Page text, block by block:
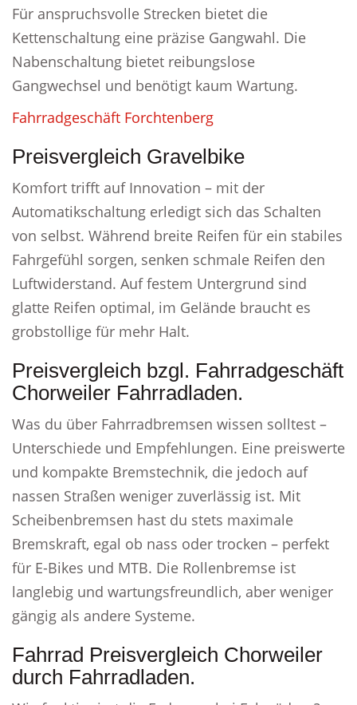
Für anspruchsvolle Strecken bietet die
Kettenschaltung eine präzise Gangwahl. Die
Nabenschaltung bietet reibungslose
Gangwechsel und benötigt kaum Wartung.
Fahrradgeschäft Forchtenberg
Preisvergleich Gravelbike
Komfort trifft auf Innovation – mit der
Automatikschaltung erledigt sich das Schalten
von selbst. Während breite Reifen für ein stabiles
Fahrgefühl sorgen, senken schmale Reifen den
Luftwiderstand. Auf festem Untergrund sind
glatte Reifen optimal, im Gelände braucht es
grobstollige für mehr Halt.
Preisvergleich bzgl. Fahrradgeschäft
Chorweiler Fahrradladen.
Was du über Fahrradbremsen wissen solltest –
Unterschiede und Empfehlungen. Eine preiswerte
und kompakte Bremstechnik, die jedoch auf
nassen Straßen weniger zuverlässig ist. Mit
Scheibenbremsen hast du stets maximale
Bremskraft, egal ob nass oder trocken – perfekt
für E-Bikes und MTB. Die Rollenbremse ist
langlebig und wartungsfreundlich, aber weniger
gängig als andere Systeme.
Fahrrad Preisvergleich Chorweiler
durch Fahrradladen.